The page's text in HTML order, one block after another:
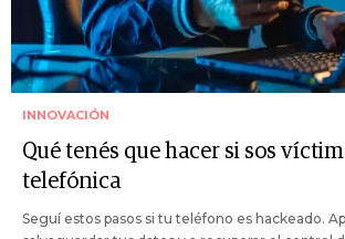
INNOVACIÓN
Qué tenés que hacer si sos
telefónica
Seguí estos pasos si tu teléfono es hackeado.